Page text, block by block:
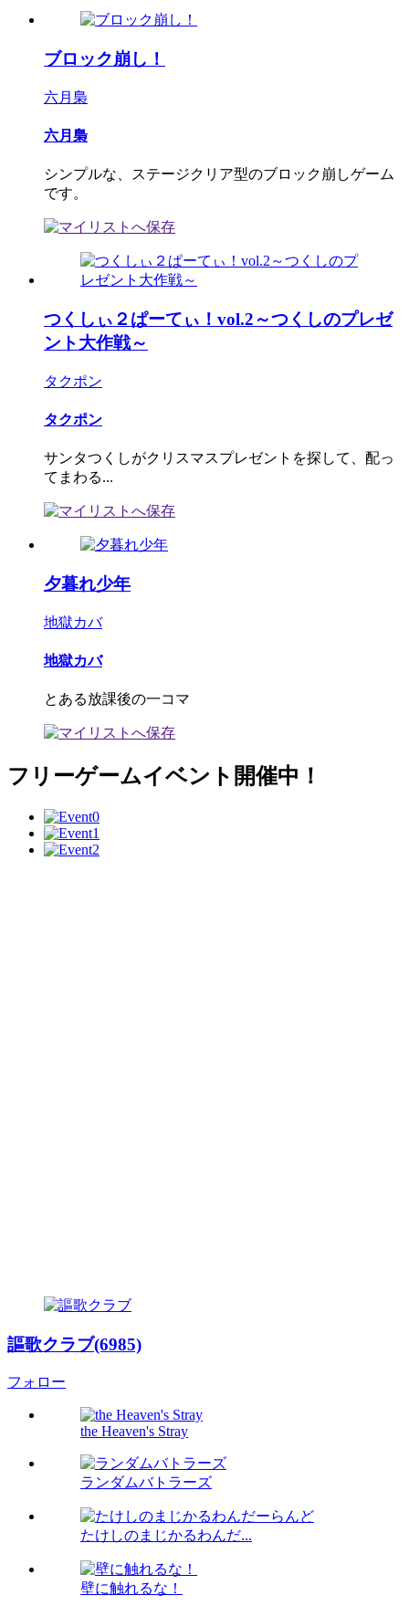
ブロック崩し！
六月梟
六月梟
シンプルな、ステージクリア型のブロック崩しゲーム
です。
つくしぃ２ぱーてぃ！vol.2～つくしのプレゼ
ント大作戦～
タクポン
タクポン
サンタつくしがクリスマスプレゼントを探して、配っ
てまわる...
夕暮れ少年
地獄カバ
地獄カバ
とある放課後の一コマ
フリーゲームイベント開催中！
謳歌クラブ(6985)
フォロー
the Heaven's Stray
ランダムバトラーズ
たけしのまじかるわんだ...
壁に触れるな！